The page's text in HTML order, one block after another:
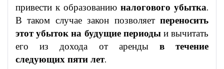
привести к образованию налогового убытка.
В таком случае закон позволяет переносить
этот убыток на будущие периодыи вычитать
его из дохода от аренды в течение
следующих пяти лет.